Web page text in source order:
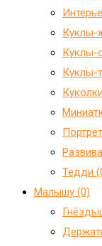
Куклы-
Куклы-
Куклы-
Тедди
Малышу (0)